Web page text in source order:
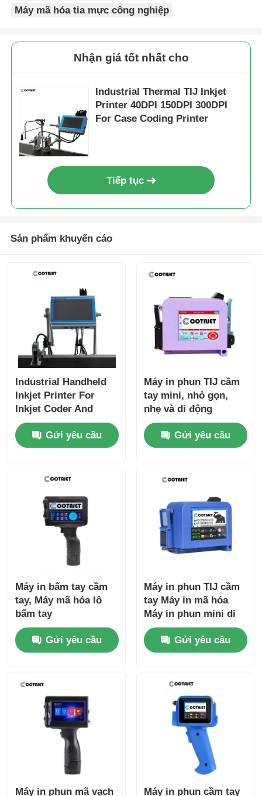
Máy mã hóa tia mực công nghiệp
Nhận giá tốt nhất cho
Industrial Thermal TIJ Inkjet
Printer 40DPI 150DPI 300DPI
For Case Coding Printer
Tiếp tục
Sản phẩm khuyến cáo
Industrial Handheld
Inkjet Printer For
Inkjet Coder And
Inkjet Marking
Gửi yêu cầu
Máy in phun TIJ cầm
tay mini, nhỏ gọn,
nhẹ và di động
Gửi yêu cầu
Máy in bấm tay cầm
tay, Máy mã hóa lô
bấm tay
Gửi yêu cầu
Máy in phun TIJ cầm
tay Máy in mã hóa
Máy in phun mini di
động
Gửi yêu cầu
Máy in phun mã vạch Máy in phun cầm tay